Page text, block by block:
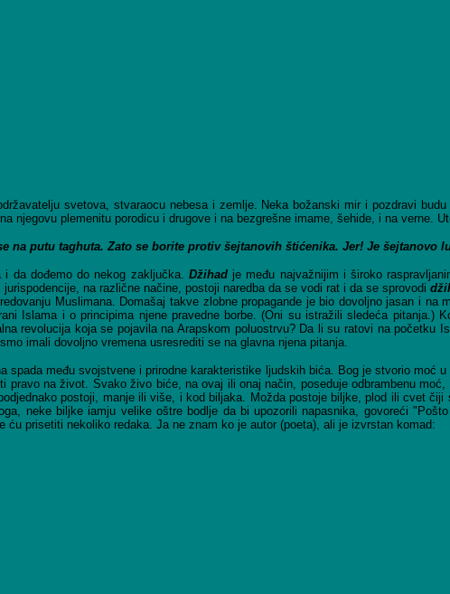
svetova, stvaraocu nebesa i zemlje. Neka božanski mir i pozdravi
njegovu plemenitu porodicu i drugove i na bezgrešne imame, šehide, i na verne.
putu taghuta. Zato se borite protiv šejtanovih štićenika. Jer! Je šejtanovo
da dođemo do nekog zaključka. Džihad je među najvažnijim i široko
na različne načine, postoji naredba da se vodi rat i da se sprovodi
Muslimana. Domašaj takve zlobne propagande je bio dovoljno jasan i
Islama i o principima njene pravedne borbe. (Oni su istražili sledeća pitanja.)
revolucija koja se pojavila na Arapskom poluostrvu? Da li su ratovi na
imali dovoljno vremena usresrediti se na glavna njena pitanja.
spada među svojstvene i prirodne karakteristike ljudskih bića. Bog je stvorio moć
na život. Svako živo biće, na ovaj ili onaj način, poseduje odbrambenu
postoji, manje ili više, i kod biljaka. Možda postoje biljke, plod ili cvet
neke biljke iamju velike oštre bodlje da bi upozorili napasnika, govoreći
prisetiti nekoliko redaka. Ja ne znam ko je autor (poeta), ali je izvrstan komad: